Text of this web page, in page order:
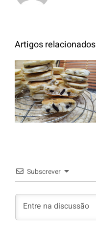
Artigos relacionados
Panquecas
com Oreo
Subscrever